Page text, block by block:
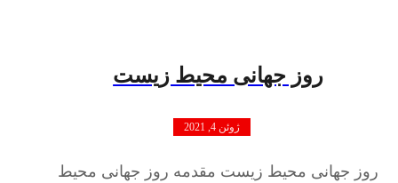
روز جهانی محیط زیست
ژوئن 4, 2021
روز جهانی محیط زیست مقدمه روز جهانی محیط